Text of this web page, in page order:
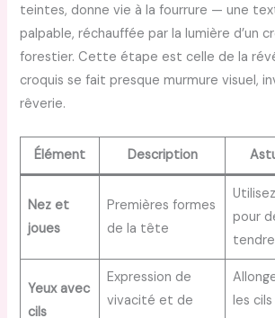
teintes, donne vie à la fourrure — une
palpable, réchauffée par la lumière d’un
forestier. Cette étape est celle de la
croquis se fait presque murmure visuel,
rêverie.
Élément Description
Nez et
joues
Premières formes
de la tête
pour
Yeux avec
cils
Expression de
vivacité et de
les